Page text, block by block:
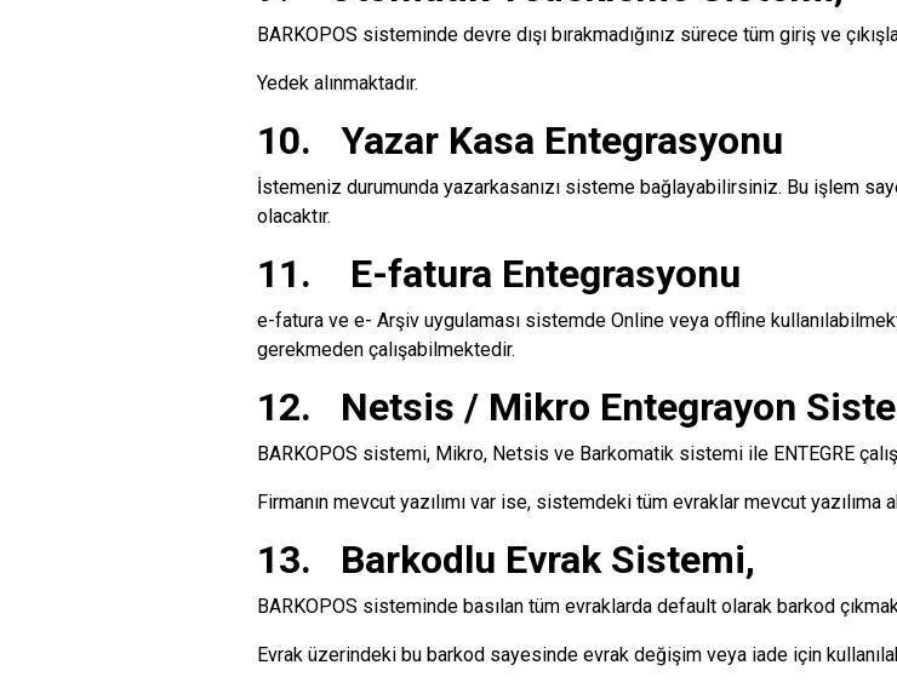
BARKOPOS sisteminde devre dışı bırakmadığınız sürece tüm giriş ve
Yedek alınmaktadır.
10. Yazar Kasa Entegrasyonu
İstemeniz durumunda yazarkasanızı sisteme bağlayabilirsiniz. Bu işlem
olacaktır.
11. E-fatura Entegrasyonu
e-fatura ve e- Arşiv uygulaması sistemde Online veya offline
gerekmeden çalışabilmektedir.
12. Netsis / Mikro Entegrayon
BARKOPOS sistemi, Mikro, Netsis ve Barkomatik sistemi ile ENTEGRE
Firmanın mevcut yazılımı var ise, sistemdeki tüm evraklar mevcut yazılıma
13. Barkodlu Evrak Sistemi,
BARKOPOS sisteminde basılan tüm evraklarda default olarak barkod
Evrak üzerindeki bu barkod sayesinde evrak değişim veya iade için